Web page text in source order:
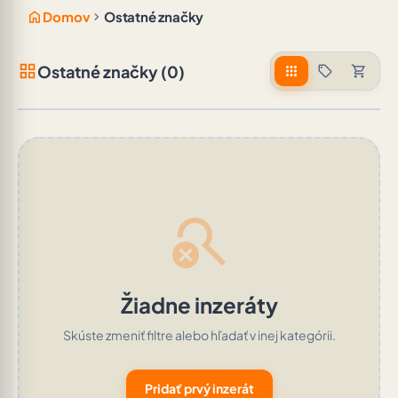
home Domov chevron_right Ostatné značky
grid_viewOstatné značky (0) apps sell shopping_cart
search_off
Žiadne inzeráty
Skúste zmeniť filtre alebo hľadať v inej kategórii.
Pridať prvý inzerát